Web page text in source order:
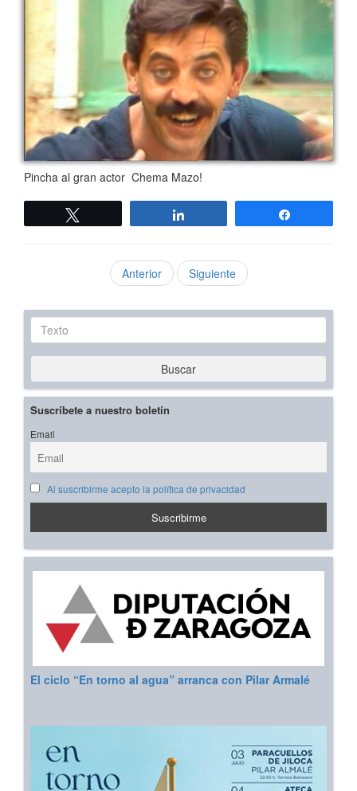
Pincha al gran actor Chema Mazo!
Anterior Siguiente
Texto
Buscar
Suscríbete a nuestro boletín
Email
Al suscribirme acepto la política de privacidad
El ciclo “En torno al agua” arranca con Pilar Armalé